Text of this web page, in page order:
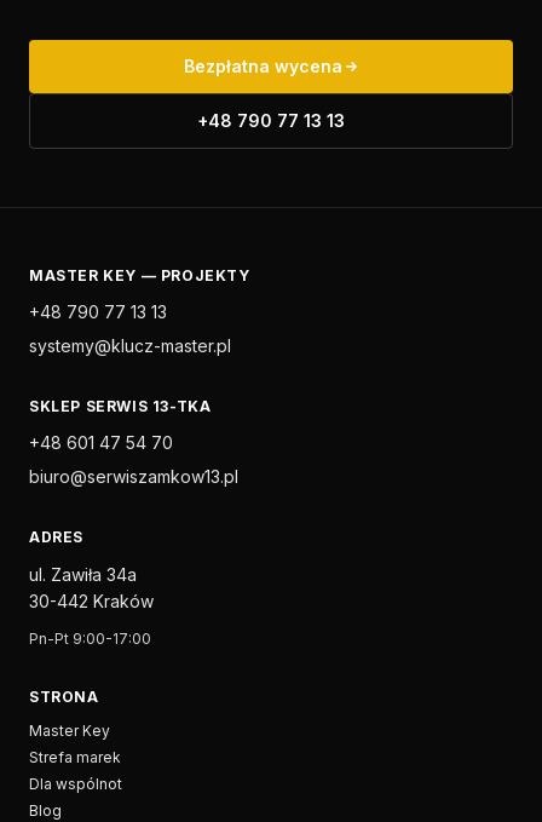
Bezpłatna wycena
+48 790 77 13 13
MASTER KEY — PROJEKTY
+48 790 77 13 13
systemy@klucz-master.pl
SKLEP SERWIS 13-TKA
+48 601 47 54 70
biuro@serwiszamkow13.pl
ADRES
ul. Zawiła 34a
30-442 Kraków
Pn-Pt 9:00-17:00
STRONA
Master Key
Strefa marek
Dla wspólnot
Blog